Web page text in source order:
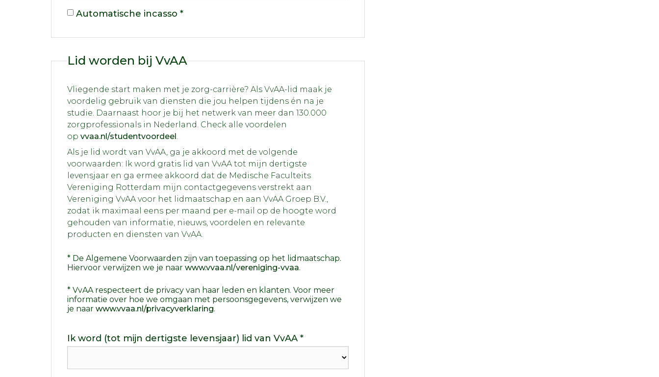
Automatische incasso *
Lid worden bij VvAA
Vliegende start maken met je zorg-carrière? Als VvAA-lid maak je
voordelig gebruik van diensten die jou helpen tijdens én na je
studie. Daarnaast hoor je bij het netwerk van meer dan 130.000
zorgprofessionals in Nederland. Check alle voordelen
op vvaa.nl/studentvoordeel .
Als je lid wordt van VvAA, ga je akkoord met de volgende
voorwaarden: Ik word gratis lid van VvAA tot mijn dertigste
levensjaar en ga ermee akkoord dat de Medische Faculteits
Vereniging Rotterdam mijn contactgegevens verstrekt aan
Vereniging VvAA voor het lidmaatschap en aan VvAA Groep B.V.,
zodat ik maximaal eens per maand per e-mail op de hoogte word
gehouden van informatie, nieuws, voordelen en relevante
producten en diensten van VvAA.
* De Algemene Voorwaarden zijn van toepassing op het lidmaatschap.
Hiervoor verwijzen we je naar www.vvaa.nl/vereniging-vvaa.
* VvAA respecteert de privacy van haar leden en klanten. Voor meer
informatie over hoe we omgaan met persoonsgegevens, verwijzen we
je naar www.vvaa.nl/privacyverklaring.
Ik word (tot mijn dertigste levensjaar) lid van VvAA *